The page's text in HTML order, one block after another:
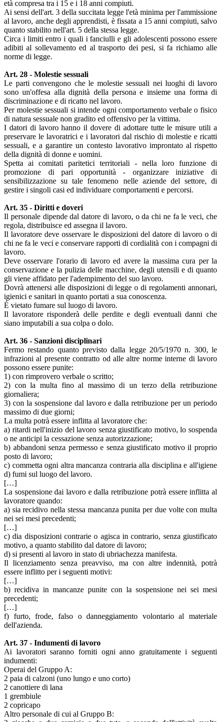
età compresa tra i 15 e i 18 anni compiuti.
Ai sensi dell'art. 3 della succitata legge l'età minima per l'ammissione
al lavoro, anche degli apprendisti, è fissata a 15 anni compiuti, salvo
quanto stabilito nell'art. 5 della stessa legge.
Circa i limiti entro i quali i fanciulli e gli adolescenti possono essere
adibiti al sollevamento ed al trasporto dei pesi, si fa richiamo alle
norme di legge.
Art. 28 - Molestie sessuali
Le parti convengono che le molestie sessuali nei luoghi di lavoro
sono un'offesa alla dignità della persona e insieme una forma di
discriminazione e di ricatto nel lavoro.
Per molestie sessuali si intende ogni comportamento verbale o fisico
di natura sessuale non gradito ed offensivo per la vittima.
I datori di lavoro hanno il dovere di adottare tutte le misure utili a
preservare le lavoratrici e i lavoratori dal rischio di molestie e ricatti
sessuali, e a garantire un contesto lavorativo improntato al rispetto
della dignità di donne e uomini.
Spetta ai comitati paritetici territoriali - nella loro funzione di
promozione di pari opportunità - organizzare iniziative di
sensibilizzazione su tale fenomeno nelle aziende del settore, di
gestire i singoli casi ed individuare comportamenti e percorsi.
Art. 35 - Diritti e doveri
Il personale dipende dal datore di lavoro, o da chi ne fa le veci, che
regola, distribuisce ed assegna il lavoro.
Il lavoratore deve osservare le disposizioni del datore di lavoro o di
chi ne fa le veci e conservare rapporti di cordialità con i compagni di
lavoro.
Deve osservare l'orario di lavoro ed avere la massima cura per la
conservazione e la pulizia delle macchine, degli utensili e di quanto
gli viene affidato per l'adempimento del suo lavoro.
Dovrà attenersi alle disposizioni di legge o di regolamenti annonari,
igienici e sanitari in quanto portati a sua conoscenza.
É vietato fumare sul luogo di lavoro.
Il lavoratore risponderà delle perdite e degli eventuali danni che
siano imputabili a sua colpa o dolo.
Art. 36 - Sanzioni disciplinari
Fermo restando quanto previsto dalla legge 20/5/1970 n. 300, le
infrazioni al presente contratto od alle altre norme interne di lavoro
possono essere punite:
1) con rimprovero verbale o scritto;
2) con la multa fino al massimo di un terzo della retribuzione
giornaliera;
3) con la sospensione dal lavoro e dalla retribuzione per un periodo
massimo di due giorni;
La multa potrà essere inflitta al lavoratore che:
a) ritardi nell'inizio del lavoro senza giustificato motivo, lo sospenda
o ne anticipi la cessazione senza autorizzazione;
b) abbandoni senza permesso e senza giustificato motivo il proprio
posto di lavoro;
c) commetta ogni altra mancanza contraria alla disciplina e all'igiene
d) fumi sul luogo del lavoro.
[…]
La sospensione dai lavoro e dalla retribuzione potrà essere inflitta al
lavoratore quando:
a) sia recidivo nella stessa mancanza punita per due volte con multa
nei sei mesi precedenti;
[…]
c) dia disposizioni contrarie o agisca in contrario, senza giustificato
motivo, a quanto stabilito dal datore di lavoro;
d) si presenti al lavoro in stato di ubriachezza manifesta.
Il licenziamento senza preavviso, ma con altre indennità, potrà
essere inflitto per i seguenti motivi:
[…]
b) recidiva in mancanze punite con la sospensione nei sei mesi
precedenti;
[…]
f) furto, frode, falso o danneggiamento volontario al materiale
dell'azienda.
Art. 37 - Indumenti di lavoro
Ai lavoratori saranno forniti ogni anno gratuitamente i seguenti
indumenti:
Operai del Gruppo A:
2 paia di calzoni (uno lungo e uno corto)
2 canottiere di lana
1 grembiule
2 copricapo
Altro personale di cui al Gruppo B: